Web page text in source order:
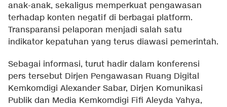
anak-anak, sekaligus memperkuat pengawasan
terhadap konten negatif di berbagai platform.
Transparansi pelaporan menjadi salah satu
indikator kepatuhan yang terus diawasi pemerintah.
Sebagai informasi, turut hadir dalam konferensi
pers tersebut Dirjen Pengawasan Ruang Digital
Kemkomdigi Alexander Sabar, Dirjen Komunikasi
Publik dan Media Kemkomdigi Fifi Aleyda Yahya,